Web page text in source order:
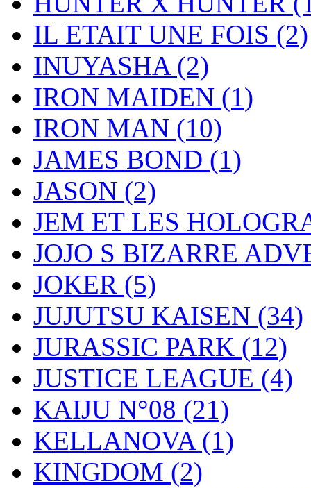
IL ETAIT UNE FOIS (2)
INUYASHA (2)
IRON MAIDEN (1)
IRON MAN (10)
JAMES BOND (1)
JASON (2)
JEM ET LES
JOJO S BIZARRE
JOKER (5)
JUJUTSU KAISEN (34)
JURASSIC PARK (12)
JUSTICE LEAGUE (4)
KAIJU N°08 (21)
KELLANOVA (1)
KINGDOM (2)